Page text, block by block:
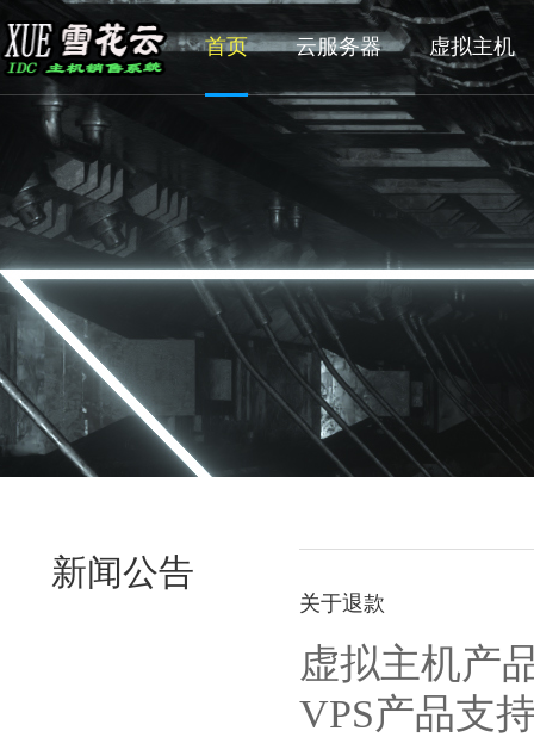
首页 云服务器 虚拟主机
新闻公告
关于退款
虚拟主机产
VPS产品支